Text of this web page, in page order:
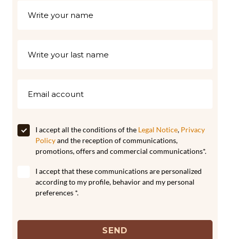
I accept all the conditions of the Legal Notice, Privacy
Policyand the reception of communications,
promotions, offers and commercial communications*.
I accept that these communications are personalized
according to my profile, behavior and my personal
preferences *.
SEND